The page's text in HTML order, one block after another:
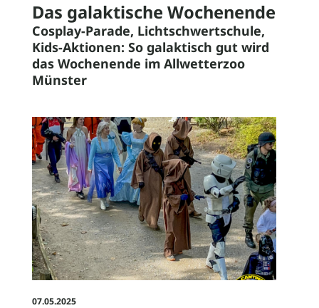
Das galaktische Wochenende
Cosplay-Parade, Lichtschwertschule,
Kids-Aktionen: So galaktisch gut wird
das Wochenende im Allwetterzoo
Münster
07.05.2025
Kontakt und Ansprechpersonen
News
Geschichte
Zoo-Ordnung